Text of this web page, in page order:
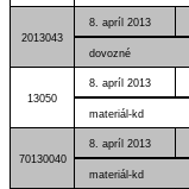
2013043
8. apríl 2013
dovozné
13050
8. apríl 2013
materiál-kd
70130040
8. apríl 2013
materiál-kd